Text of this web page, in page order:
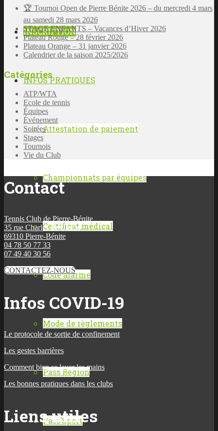
INSCRIPTION
INFOS PRATIQUES
Attestation de paiement
Championnats par équipes
Certificat médical
Code alarme
Mode de règlements
Pass Region
Pass’Sport
🏆 Tournoi Open de Pierre Bénite 2026 – du mercredi 4 mars
au samedi 28 mars 2026
STAGE ENFANTS – Vacances d’Hiver 2026
Plateau Rouge – 28 février 2026
Plateau Orange – 31 janvier 2026
Calendrier de la saison 2025/2026
Catégories
ATP/WTA
Ecole de tennis
Équipes
Événement
Soirées
Stages
Tournois
Vie du Club
Contact
Tennis Club de Pierre-Bénite
35 rue Charles de Gaulle
69310 Pierre-Bénite
04 78 50 77 33
07 49 40 30 56
CONTACTEZ-NOUS
Infos COVID-19
Le protocole de sortie de confinement
Les gestes barrières
Comment bien se laver les mains
Les bonnes pratiques dans les clubs
Liens utiles